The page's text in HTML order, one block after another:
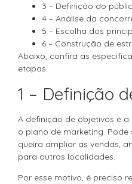
3 – Definição do
4 – Análise da
5 – Escolha dos
6 – Construção de
Abaixo, confira as
etapas.
1 – Definição
A definição de objetivos é
o plano de marketing.
queira ampliar as vendas,
para outras localidades.
Por esse motivo, é preciso